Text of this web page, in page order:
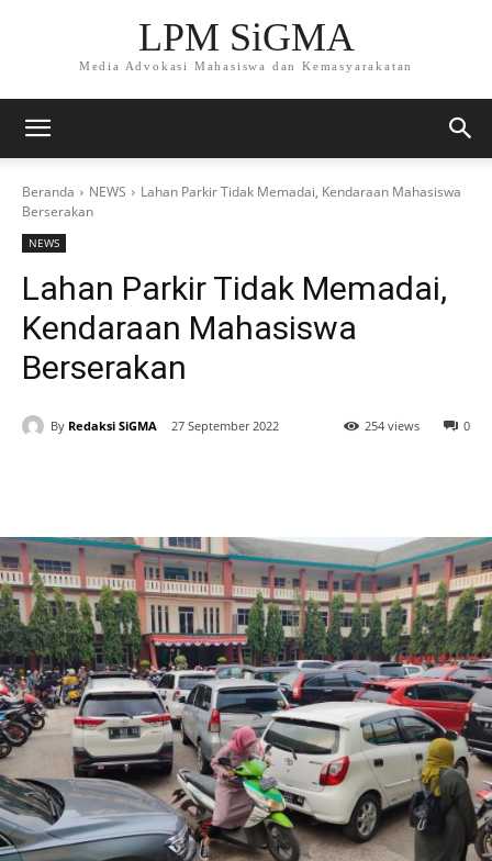
LPM SiGMA
Media Advokasi Mahasiswa dan Kemasyarakatan
Beranda NEWS
Lahan Parkir Tidak Memadai, Kendaraan Mahasiswa
Berserakan
NEWS
Lahan Parkir Tidak Memadai,
Kendaraan Mahasiswa
Berserakan
By Redaksi SiGMA 27 September 2022 0
254 views